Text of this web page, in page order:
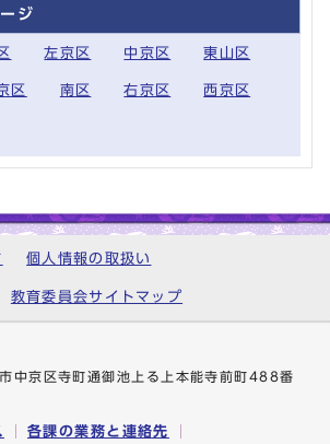
ジ
左京区 中京区 東山区
区 南区 右京区 西京区
個人情報の取扱い
教育委員会サイトマップ
京区寺町通御池上る上本能寺前町488番
各課の業務と連絡先